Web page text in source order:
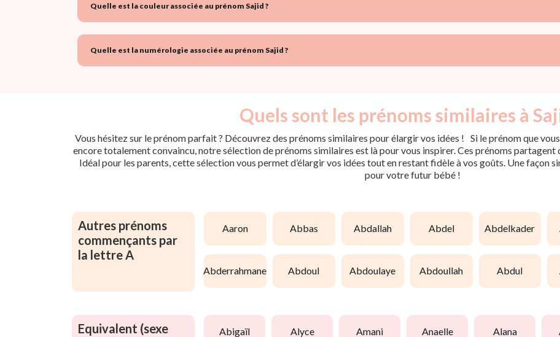
Quelle est la couleur associée au prénom Sajid ?
Quelle est la numérologie associée au prénom Sajid ?
Quels sont les prénoms similaires à
Vous hésitez sur le prénom parfait ? Découvrez des prénoms similaires pour élargir vos idées ! Si le prénom que vous
encore totalement convaincu, notre sélection de prénoms similaires est là pour vous inspirer. Ces prénoms partagent
Idéal pour les parents, cette sélection vous permet d’élargir vos idées tout en restant fidèle à vos goûts. Une façon
pour votre futur bébé !
Autres prénoms
commençants par
la lettre A
aaron abbas abdallah abdel abdelkader
abderrahmane abdoul abdoulaye abdoullah abdul
Equivalent (sexe
abigaïl alyce amani anaelle alana